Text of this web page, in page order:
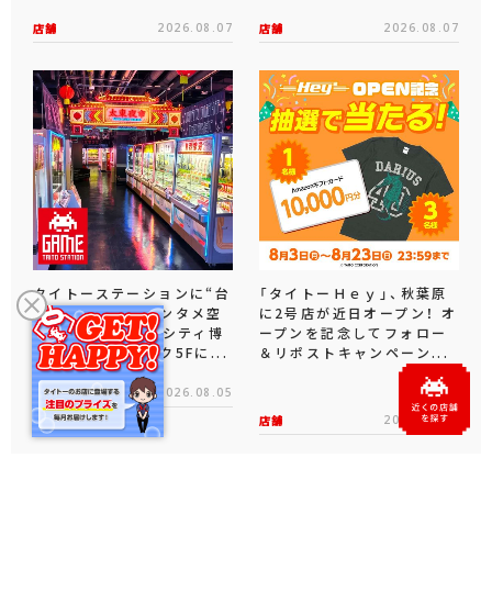
店舗 2026.08.07 店舗 2026.08.07
タイトーステーションに“台
湾夜市風お祭りエンタメ空
間”登場！キャナルシティ博
多センターウォーク5Fに...
店舗 2026.08.05
「タイトーＨｅｙ」、秋葉原
に2号店が近日オープン！ オ
ープンを記念してフォロー
＆リポストキャンペーン...